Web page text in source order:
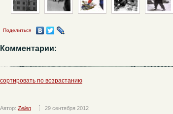
Поделиться
Комментарии:
сортировать по возрастанию
Автор: Zelen 29 сентября 2012